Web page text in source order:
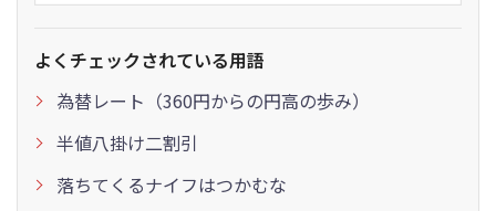
よくチェックされている用語
為替レート（360円からの円高の歩み）
半値八掛け二割引
落ちてくるナイフはつかむな